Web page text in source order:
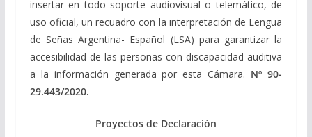
insertar en todo soporte audiovisual o telemático, de
uso oficial, un recuadro con la interpretación de Lengua
de Señas Argentina- Español (LSA) para garantizar la
accesibilidad de las personas con discapacidad auditiva
a la información generada por esta Cámara. Nº90-
29.443/2020.
Proyectos de Declaración